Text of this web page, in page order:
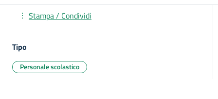
Stampa / Condividi
Tipo
Personale scolastico